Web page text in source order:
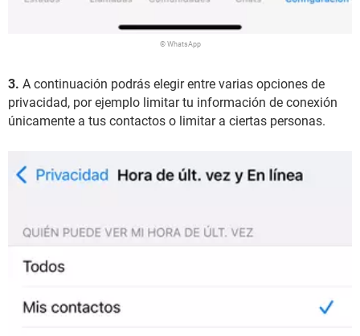
© WhatsApp
3. A continuación podrás elegir entre varias opciones de
privacidad, por ejemplo limitar tu información de conexión
únicamente a tus contactos o limitar a ciertas personas.